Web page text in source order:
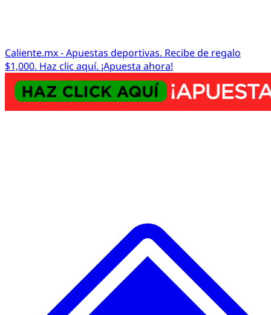
Caliente.mx - Apuestas deportivas. Recibe de regalo
$1,000. Haz clic aquí. ¡Apuesta ahora!